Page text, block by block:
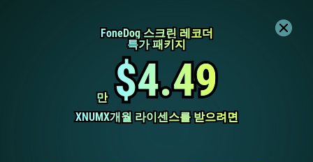
FoneDog 스크린 레코더
FoneDog 스크린 레코더
특가 패키지
특가 패키지
만
만 $4.49
$4.49
XNUMX개월 라이센스를 받으려면
XNUMX개월 라이센스를 받으려면